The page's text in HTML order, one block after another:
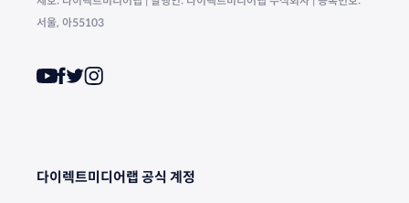
서울, 아55103
다이렉트미디어랩 공식 계정